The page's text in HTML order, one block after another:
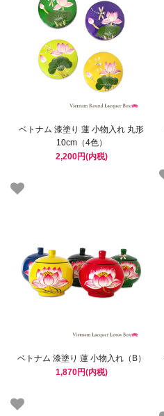
ベトナム 漆塗り 蓮 小物入れ 丸形
10cm（4色）
2,200円(内税)
ベトナム 漆塗り 蓮 小物入れ（B）
1,870円(内税)